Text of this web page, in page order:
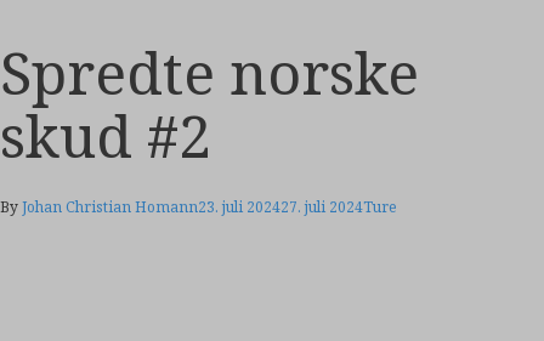
Spredte norske
skud #2
ByJohan Christian Homann23. juli 202427. juli 2024Ture